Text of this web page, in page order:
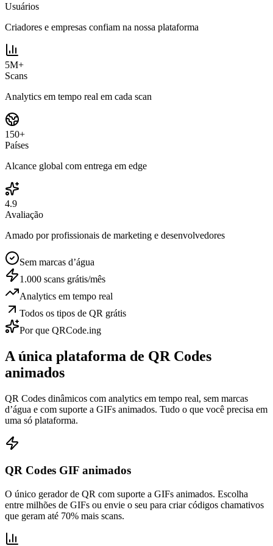
Usuários
Criadores e empresas confiam na nossa plataforma
5M+
Scans
Analytics em tempo real em cada scan
150+
Países
Alcance global com entrega em edge
4.9
Avaliação
Amado por profissionais de marketing e desenvolvedores
Sem marcas d’água
1.000 scans grátis/mês
Analytics em tempo real
Todos os tipos de QR grátis
Por que QRCode.ing
A única plataforma de QR Codes
animados
QR Codes dinâmicos com analytics em tempo real, sem marcas
d’água e com suporte a GIFs animados. Tudo o que você precisa em
uma só plataforma.
QR Codes GIF animados
O único gerador de QR com suporte a GIFs animados. Escolha
entre milhões de GIFs ou envie o seu para criar códigos chamativos
que geram até 70% mais scans.